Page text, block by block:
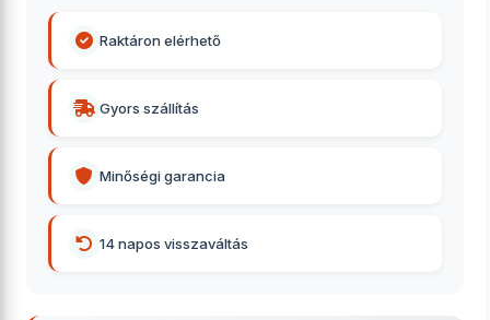
Raktáron elérhető
Gyors szállítás
Minőségi garancia
14 napos visszaváltás